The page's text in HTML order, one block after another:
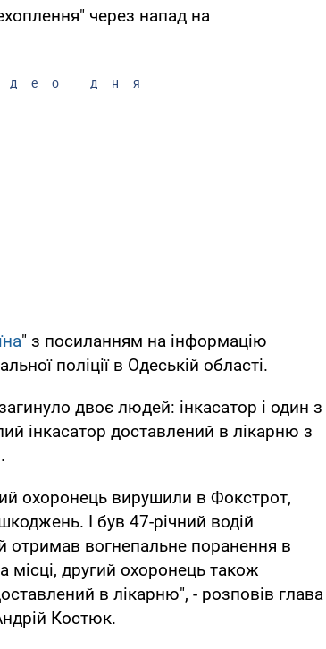
через напад на
дня
" з посиланням на інформацію
поліції в Одеській області.
двоє людей: інкасатор і один з
інкасатор доставлений в лікарню з
охоронець вирушили в Фокстрот,
І був 47-річний водій
отримав вогнепальне поранення в
місці, другий охоронець також
в лікарню", - розповів глава
Костюк.